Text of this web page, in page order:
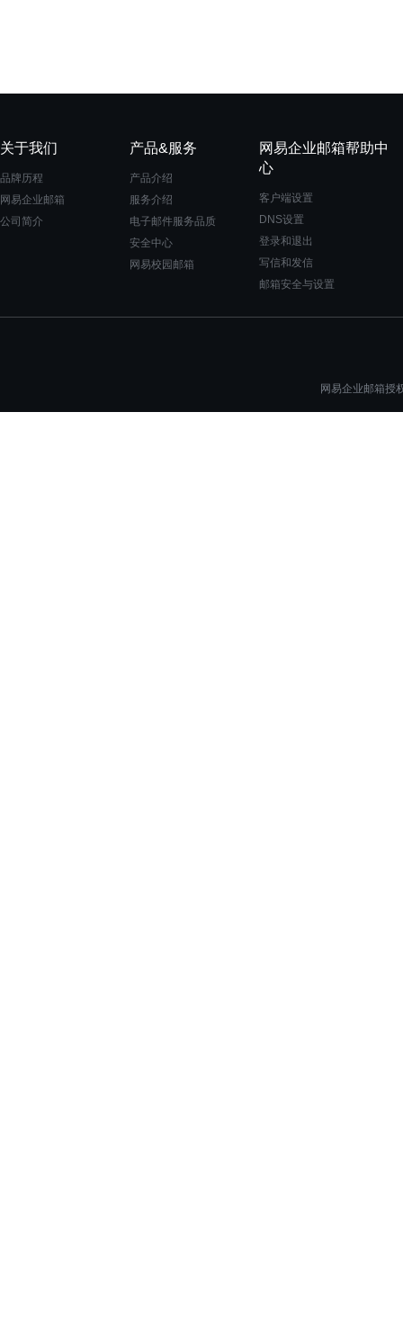
关于我们
品牌历程
网易企业邮箱
公司简介
产品&服务
产品介绍
服务介绍
电子邮件服务品质
安全中心
网易校园邮箱
网易企业邮箱帮助中
心
客户端设置
DNS设置
登录和退出
写信和发信
邮箱安全与设置
网易企业邮箱